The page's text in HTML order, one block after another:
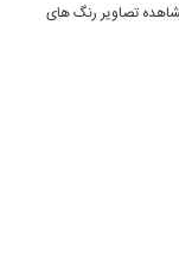
تصاویر رنگ های